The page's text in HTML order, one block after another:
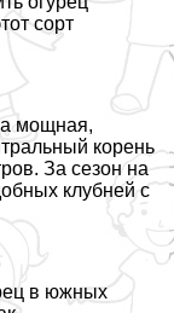
сорт
мощная,
корень
За сезон на
клубней с
в южных